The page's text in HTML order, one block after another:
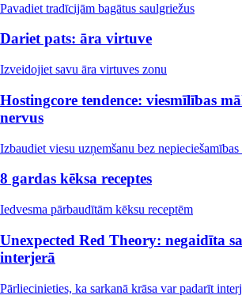
Pavadiet tradīcijām bagātus saulgriežus
Dariet pats: āra virtuve
Izveidojiet savu āra virtuves zonu
Hostingcore tendence: viesmīlības
nervus
Izbaudiet viesu uzņemšanu bez
8 gardas kēksa receptes
Iedvesma pārbaudītām kēksu receptēm
Unexpected Red Theory: negaidīta
interjerā
Pārliecinieties, ka sarkanā krāsa var padarīt